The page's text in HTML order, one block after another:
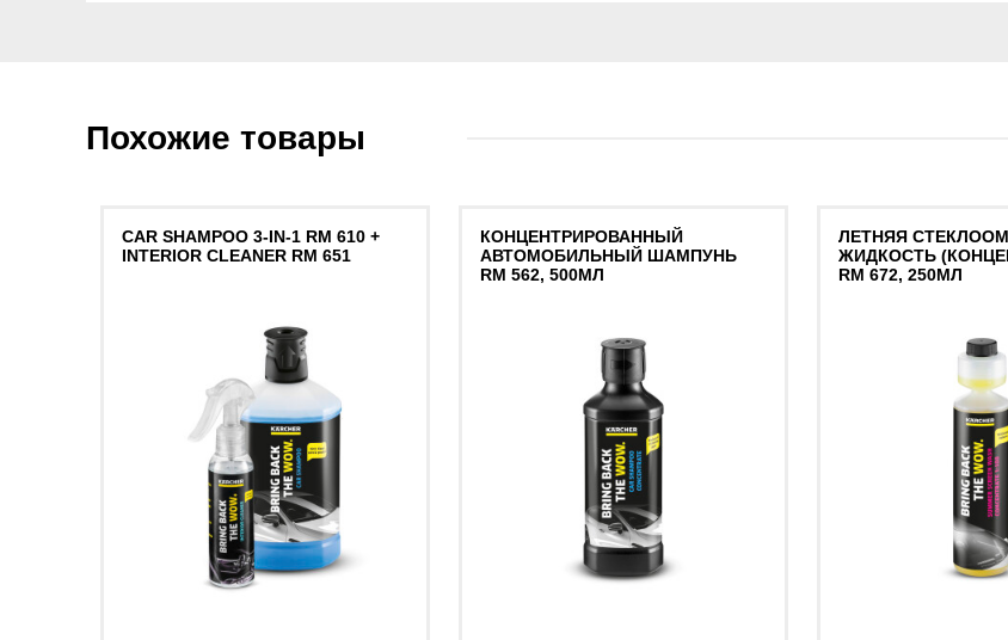
Похожие товары
CAR SHAMPOO 3-IN-1 RM 610 +
INTERIOR CLEANER RM 651
КОНЦЕНТРИРОВАННЫЙ
АВТОМОБИЛЬНЫЙ ШАМПУНЬ
RM 562, 500МЛ
ЛЕТНЯЯ
ЖИДКОСТЬ
RM 672, 250МЛ